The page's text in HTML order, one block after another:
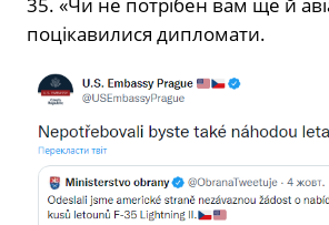
поцікавилися дипломати.